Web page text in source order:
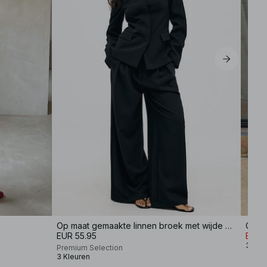
Op maat gemaakte linnen broek met wijde pijpen
EUR 55.95
Premium Selection
3 Kleuren
EUR
3